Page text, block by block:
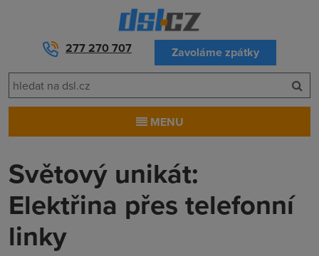
277 270 707 Zavoláme zpátky
MENU
Světový unikát:
Elektřina přes telefonní
linky